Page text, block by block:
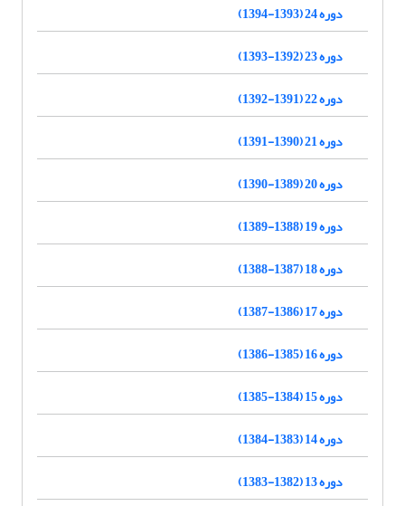
دوره 24 (1393-1394)
دوره 23 (1392-1393)
دوره 22 (1391-1392)
دوره 21 (1390-1391)
دوره 20 (1389-1390)
دوره 19 (1388-1389)
دوره 18 (1387-1388)
دوره 17 (1386-1387)
دوره 16 (1385-1386)
دوره 15 (1384-1385)
دوره 14 (1383-1384)
دوره 13 (1382-1383)